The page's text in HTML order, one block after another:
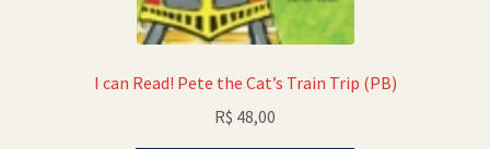
I can Read! Pete the Cat’s Train Trip (PB)
R$ 48,00